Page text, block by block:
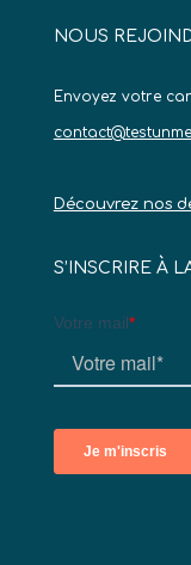
NOUS
Envoyez votre
Découvrez nos
S’INSCRIRE À